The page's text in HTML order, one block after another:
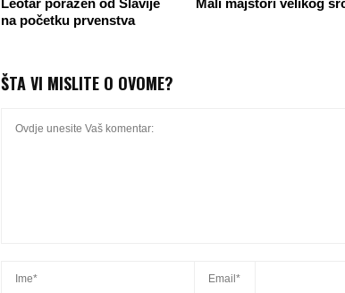
na početku prvenstva
ŠTA VI MISLITE O OVOME?